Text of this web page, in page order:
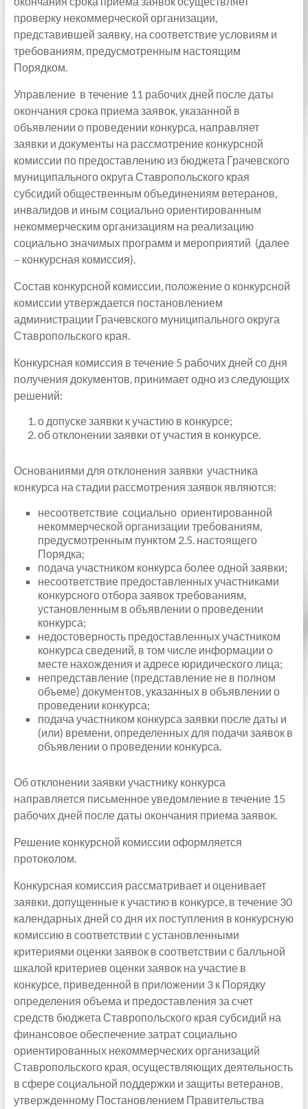
проверку некоммерческой организации,
представившей заявку, на соответствие условиям и
требованиям, предусмотренным настоящим
Порядком.
Управление в течение 11 рабочих дней после даты
окончания срока приема заявок, указанной в
объявлении о проведении конкурса, направляет
заявки и документы на рассмотрение конкурсной
комиссии по предоставлению из бюджета Грачевского
муниципального округа Ставропольского края
субсидий общественным объединениям ветеранов,
инвалидов и иным социально ориентированным
некоммерческим организациям на реализацию
социально значимых программ и мероприятий (далее
– конкурсная комиссия).
Состав конкурсной комиссии, положение о конкурсной
комиссии утверждается постановлением
администрации Грачевского муниципального округа
Ставропольского края.
Конкурсная комиссия в течение 5 рабочих дней со дня
получения документов, принимает одно из следующих
решений:
о допуске заявки к участию в конкурсе;
об отклонении заявки от участия в конкурсе.
Основаниями для отклонения заявки участника
конкурса на стадии рассмотрения заявок являются:
несоответствие социально ориентированной
некоммерческой организации требованиям,
предусмотренным пунктом 2.5. настоящего
Порядка;
подача участником конкурса более одной заявки;
несоответствие предоставленных участниками
конкурсного отбора заявок требованиям,
установленным в объявлении о проведении
конкурса;
недостоверность предоставленных участником
конкурса сведений, в том числе информации о
месте нахождения и адресе юридического лица;
непредставление (представление не в полном
объеме) документов, указанных в объявлении о
проведении конкурса;
подача участником конкурса заявки после даты и
(или) времени, определенных для подачи заявок в
объявлении о проведении конкурса.
Об отклонении заявки участнику конкурса
направляется письменное уведомление в течение 15
рабочих дней после даты окончания приема заявок.
Решение конкурсной комиссии оформляется
протоколом.
Конкурсная комиссия рассматривает и оценивает
заявки, допущенные к участию в конкурсе, в течение 30
календарных дней со дня их поступления в конкурсную
комиссию в соответствии с установленными
критериями оценки заявок в соответствии с балльной
шкалой критериев оценки заявок на участие в
конкурсе, приведенной в приложении 3 к Порядку
определения объема и предоставления за счет
средств бюджета Ставропольского края субсидий на
финансовое обеспечение затрат социально
ориентированных некоммерческих организаций
Ставропольского края, осуществляющих деятельность
в сфере социальной поддержки и защиты ветеранов,
утвержденному Постановлением Правительства